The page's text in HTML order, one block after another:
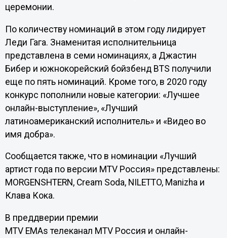
церемонии.
По количеству номинаций в этом году лидирует
Леди Гага. Знаменитая исполнительница
представлена в семи номинациях, а Джастин
Бибер и южнокорейский бойзбенд BTS получили
еще по пять номинаций. Кроме того, в 2020 году
конкурс пополнили новые категории: «Лучшее
онлайн-выступление», «Лучший
латиноамериканский исполнитель» и «Видео во
имя добра».
Сообщается также, что в номинации «Лучший
артист года по версии MTV Россия» представлены:
MORGENSHTERN, Cream Soda, NILETTO, Manizha и
Клава Кока.
В преддверии премии
MTV EMAs телеканал MTV Россия и онлайн-